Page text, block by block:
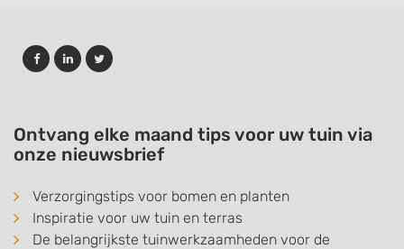
Ontvang elke maand tips voor uw tuin via
onze nieuwsbrief
Verzorgingstips voor bomen en planten
Inspiratie voor uw tuin en terras
De belangrijkste tuinwerkzaamheden voor de